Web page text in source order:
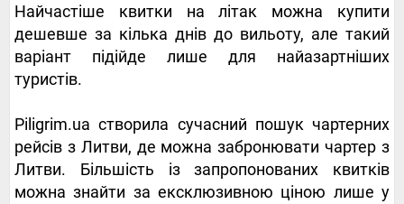
Найчастіше квитки на літак можна купити
дешевше за кілька днів до вильоту, але такий
варіант підійде лише для найазартніших
туристів.
Piligrim.ua створила сучасний пошук чартерних
рейсів з Литви, де можна забронювати чартер з
Литви. Більшість із запропонованих квитків
можна знайти за ексклюзивною ціною лише у